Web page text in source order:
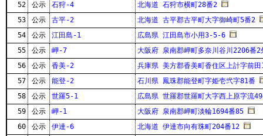
52
公示 石狩-4
北海道 石狩市横町28番2
53
公示 古平-2
北海道 古平郡古平町大字御崎町5番2
54
公示 江田島-1
広島県 江田島市小用3-5-6
55
公示 岬-7
大阪府 泉南郡岬町多奈川谷川2206番2
56
公示 香美-2
兵庫県 美方郡香美町香住区上計字前
57
公示 能登-2
石川県 鳳珠郡能登町字姫壱弐字81番
58
公示 世羅5-1
広島県 世羅郡世羅町大字西上原字流
59
公示 岬-1
大阪府 泉南郡岬町淡輪1694番85
60
公示 伊達-6
北海道 伊達市向有珠町204番12